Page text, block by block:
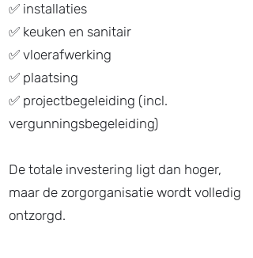
✅ installaties
✅ keuken en sanitair
✅ vloerafwerking
✅ plaatsing
✅ projectbegeleiding (incl.
vergunningsbegeleiding)
De totale investering ligt dan hoger,
maar de zorgorganisatie wordt volledig
ontzorgd.